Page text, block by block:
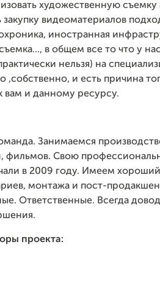
художественную съемку
закупку видеоматериалов
иностранная
в общем все то что у
нельзя) на
,собственно, и есть причина
вам и данному ресурсу.
Занимаемся
фильмов. Свою
в 2009 году. Имеем
монтажа и пост-
Ответственные. Всегда
проекта: